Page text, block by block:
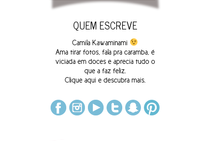
QUEM ESCREVE
Camila Kawaminami
Ama tirar fotos, fala pra caramba, é
viciada em doces e aprecia tudo o
que a faz feliz.
Clique aqui e descubra mais.